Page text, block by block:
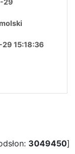
15:18:36
3049450]